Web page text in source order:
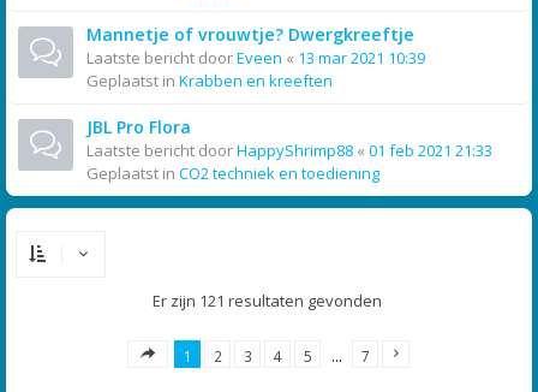
Mannetje of vrouwtje? Dwergkreeftje
Laatste bericht doorEveen « 13 mar 2021 10:39
Geplaatst in Krabben en kreeften
JBL Pro Flora
Laatste bericht doorHappyShrimp88 « 01 feb 2021 21:33
Geplaatst in CO2 techniek en toediening
Er zijn 121 resultaten gevonden
1 2 3 4 5 … 7